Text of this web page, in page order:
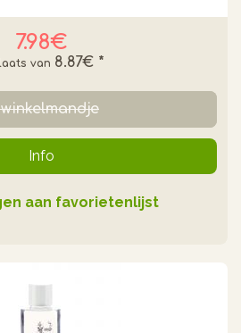
7.98€
8.87€ *
Info
aan favorietenlijst